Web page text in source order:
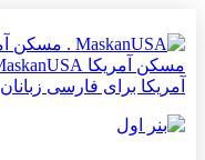
آمریکا برای فارسی زبانان